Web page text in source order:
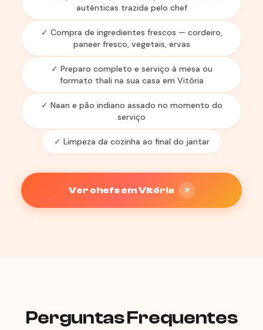
autênticas trazida pelo chef
✓ Compra de ingredientes frescos — cordeiro,
paneer fresco, vegetais, ervas
✓ Preparo completo e serviço à mesa ou
formato thali na sua casa em Vitória
✓ Naan e pão indiano assado no momento do
serviço
✓ Limpeza da cozinha ao final do jantar
Ver chefs em Vitória
Perguntas Frequentes